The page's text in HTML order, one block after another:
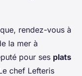
rendez-vous à
la mer à
pour ses plats
chef Lefteris